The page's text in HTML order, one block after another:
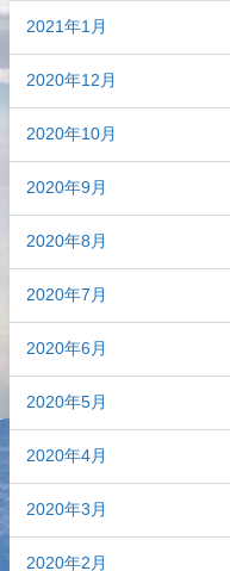
2021年1月
2020年12月
2020年10月
2020年9月
2020年8月
2020年7月
2020年6月
2020年5月
2020年4月
2020年3月
2020年2月